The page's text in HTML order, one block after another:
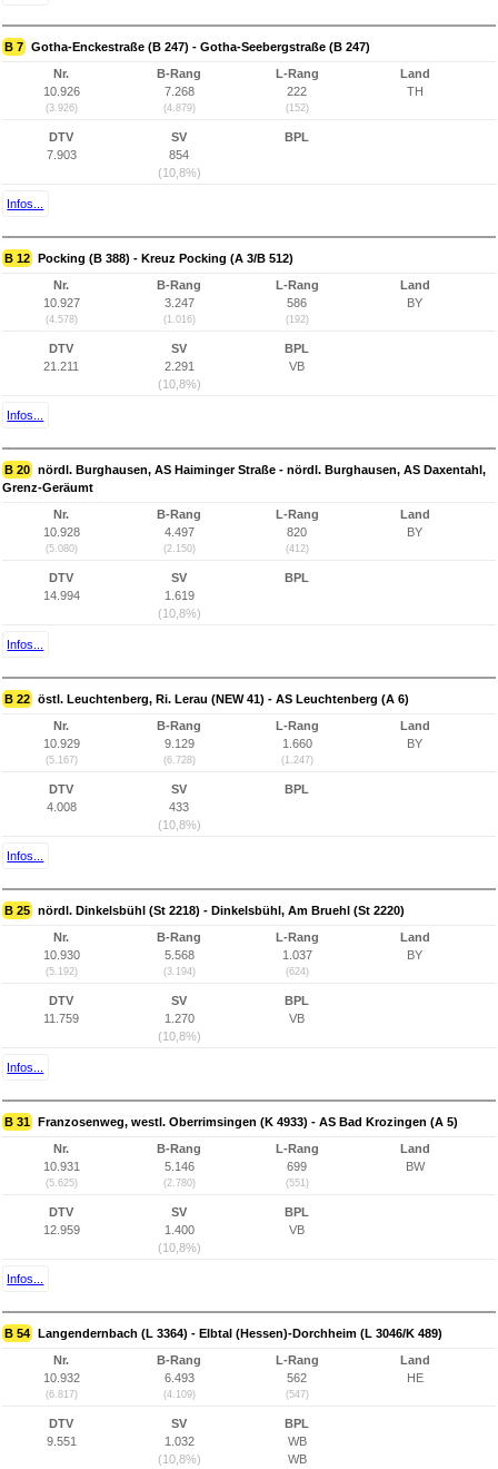
B 7 Gotha-Enckestraße (B 247) - Gotha-Seebergstraße (B 247)
Nr.
10.926
(3.926)
B-Rang
7.268
(4.879)
L-Rang
222
(152)
Land
TH
DTV
7.903
SV
854
(10,8%)
BPL
Infos...
B 12 Pocking (B 388) - Kreuz Pocking (A 3/B 512)
Nr.
10.927
(4.578)
B-Rang
3.247
(1.016)
L-Rang
586
(192)
Land
BY
DTV
21.211
SV
2.291
(10,8%)
BPL
VB
Infos...
B 20 nördl. Burghausen, AS Haiminger Straße - nördl. Burghausen, AS Daxentahl,
Grenz-Geräumt
Nr.
10.928
(5.080)
B-Rang
4.497
(2.150)
L-Rang
820
(412)
Land
BY
DTV
14.994
SV
1.619
(10,8%)
BPL
Infos...
B 22 östl. Leuchtenberg, Ri. Lerau (NEW 41) - AS Leuchtenberg (A 6)
Nr.
10.929
(5.167)
B-Rang
9.129
(6.728)
L-Rang
1.660
(1.247)
Land
BY
DTV
4.008
SV
433
(10,8%)
BPL
Infos...
B 25 nördl. Dinkelsbühl (St 2218) - Dinkelsbühl, Am Bruehl (St 2220)
Nr.
10.930
(5.192)
B-Rang
5.568
(3.194)
L-Rang
1.037
(624)
Land
BY
DTV
11.759
SV
1.270
(10,8%)
BPL
VB
Infos...
B 31 Franzosenweg, westl. Oberrimsingen (K 4933) - AS Bad Krozingen (A 5)
Nr.
10.931
(5.625)
B-Rang
5.146
(2.780)
L-Rang
699
(551)
Land
BW
DTV
12.959
SV
1.400
(10,8%)
BPL
VB
Infos...
B 54 Langendernbach (L 3364) - Elbtal (Hessen)-Dorchheim (L 3046/K 489)
Nr.
10.932
(6.817)
B-Rang
6.493
(4.109)
L-Rang
562
(547)
Land
HE
DTV
9.551
SV
1.032
(10,8%)
BPL
WB
WB